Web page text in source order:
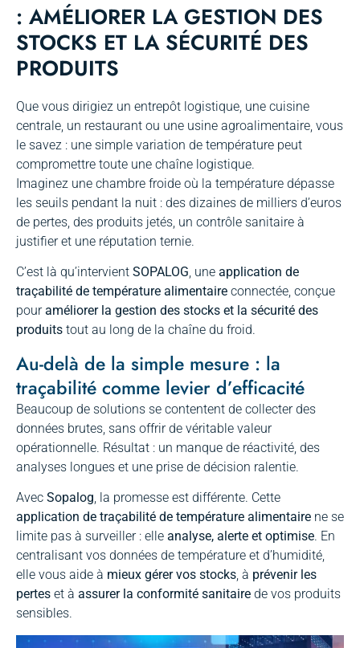
: AMÉLIORER LA GESTION DES
STOCKS ET LA SÉCURITÉ DES
PRODUITS
Que vous dirigiez un entrepôt logistique, une cuisine
centrale, un restaurant ou une usine agroalimentaire, vous
le savez : une simple variation de température peut
compromettre toute une chaîne logistique.
Imaginez une chambre froide où la température dépasse
les seuils pendant la nuit : des dizaines de milliers d’euros
de pertes, des produits jetés, un contrôle sanitaire à
justifier et une réputation ternie.
C’est là qu’intervient SOPALOG, une application de
traçabilité de température alimentaire connectée, conçue
pouraméliorer la gestion des stocks et la sécurité des
produits tout au long de la chaîne du froid.
Au-delà de la simple mesure : la
traçabilité comme levier d’efficacité
Beaucoup de solutions se contentent de collecter des
données brutes, sans offrir de véritable valeur
opérationnelle. Résultat : un manque de réactivité, des
analyses longues et une prise de décision ralentie.
Avec Sopalog, la promesse est différente. Cette
application de traçabilité de température alimentaire ne se
limite pas à surveiller : elle analyse, alerte et optimise. En
centralisant vos données de température et d’humidité,
elle vous aide à mieux gérer vos stocks, à prévenir les
pertes et à assurer la conformité sanitaire de vos produits
sensibles.